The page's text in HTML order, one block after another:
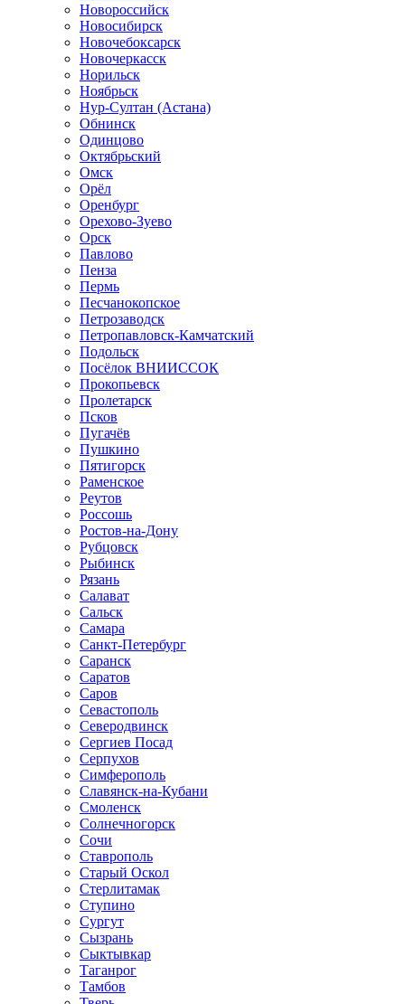
Новороссийск
Новосибирск
Новочебоксарск
Новочеркасск
Норильск
Ноябрьск
Нур-Султан (Астана)
Обнинск
Одинцово
Октябрьский
Омск
Орёл
Оренбург
Орехово-Зуево
Орск
Павлово
Пенза
Пермь
Песчанокопское
Петрозаводск
Петропавловск-Камчатский
Подольск
Посёлок ВНИИССОК
Прокопьевск
Пролетарск
Псков
Пугачёв
Пушкино
Пятигорск
Раменское
Реутов
Россошь
Ростов-на-Дону
Рубцовск
Рыбинск
Рязань
Салават
Сальск
Самара
Санкт-Петербург
Саранск
Саратов
Саров
Севастополь
Северодвинск
Сергиев Посад
Серпухов
Симферополь
Славянск-на-Кубани
Смоленск
Солнечногорск
Сочи
Ставрополь
Старый Оскол
Стерлитамак
Ступино
Сургут
Сызрань
Сыктывкар
Таганрог
Тамбов